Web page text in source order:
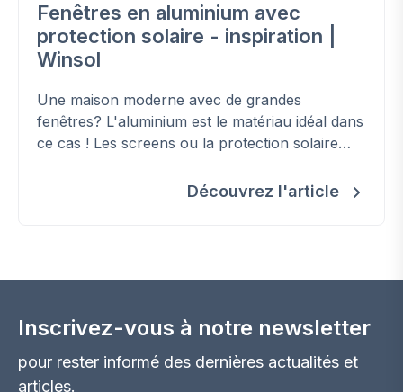
Fenêtres en aluminium avec
protection solaire - inspiration |
Winsol
Une maison moderne avec de grandes
fenêtres? L'aluminium est le matériau idéal dans
ce cas ! Les screens ou la protection solaire
température intérieure agréable lors des
Découvrez l'article
Inscrivez-vous à notre newsletter
pour rester informé des dernières actualités et
articles.